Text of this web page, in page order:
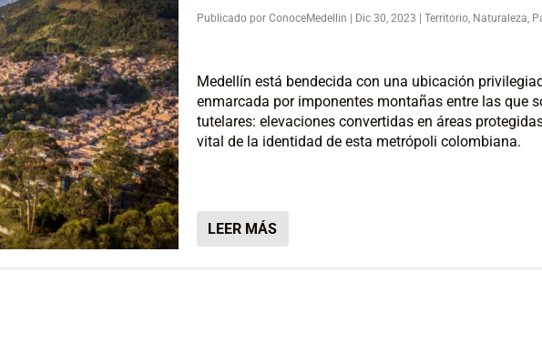
Publicado por ConoceMedellin Dic 30, 2023 Territorio, Naturaleza,
Medellín está bendecida con una ubicación
enmarcada por imponentes montañas entre las que
tutelares: elevaciones convertidas en áreas
vital de la identidad de esta metrópoli colombiana.
LEER MÁS